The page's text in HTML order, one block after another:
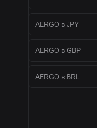
AERGO в JPY
AERGO в GBP
AERGO в BRL